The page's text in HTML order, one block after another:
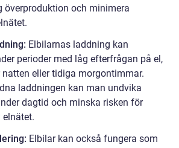
och minimera
Elbilarnas laddning kan
perioder med låg efterfrågan på el,
eller tidiga morgontimmar.
laddningen kan man undvika
dagtid och minska risken för
elnätet.
Elbilar kan också fungera som